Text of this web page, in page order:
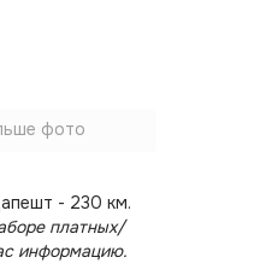
фото
- 230 км.
платных/
информацию.